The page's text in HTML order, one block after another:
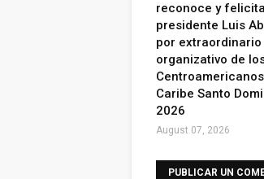
reconoce y
presidente Luis
por extraordinario
organizativo de
Caribe Santo
2026
August 07, 2026
PUBLICAR UN